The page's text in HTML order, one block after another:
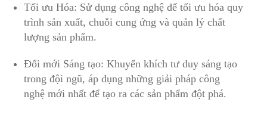
Tối ⁣ưu Hóa: Sử‍ dụng ⁤công⁣ nghệ để tối ⁤ưu⁢ hóa quy‌
trình sản ⁤xuất, chuỗi cung ứng và quản lý chất
⁣lượng sản phẩm.
Đổi ⁣mới Sáng tạo:‍ Khuyến khích​ tư duy sáng ​tạo
trong đội ngũ, áp dụng ‍những ⁢giải pháp công
nghệ ⁤mới nhất‍ để ​tạo ra các‍ sản phẩm đột ‍phá.